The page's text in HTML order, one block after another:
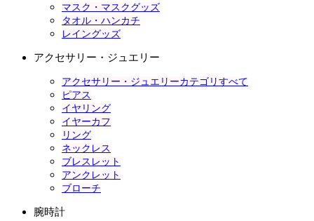
マスク・マスクグッズ
タオル・ハンカチ
レイングッズ
アクセサリー・ジュエリー
アクセサリー・ジュエリーカテゴリすべて
ピアス
イヤリング
イヤーカフ
リング
ネックレス
ブレスレット
アンクレット
ブローチ
腕時計